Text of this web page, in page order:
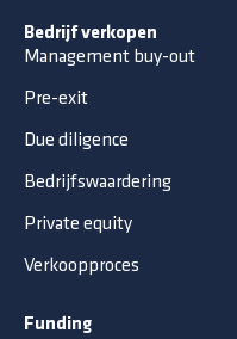
Bedrijf verkopen
Management buy-out
Pre-exit
Due diligence
Bedrijfswaardering
Private equity
Verkoopproces
Funding